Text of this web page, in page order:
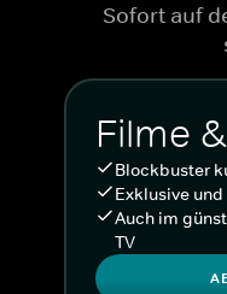
Sofort auf
Filme
Blockbuster
Exklusive
Auch im
TV